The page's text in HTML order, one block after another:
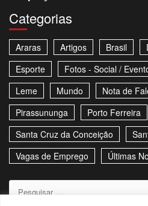
Categorias
Araras Artigos Brasil
Esporte
Fotos - Social /
Leme
Mundo Nota de
Pirassununga
Porto Ferreira
Santa Cruz da Conceição
Vagas de Emprego
Últimas
Pesquisar